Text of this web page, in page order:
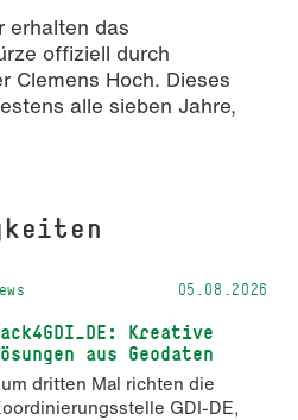
erhalten das
offiziell durch
Clemens Hoch. Dieses
alle sieben Jahre,
05.08.2026
Kreative
aus Geodaten
dritten Mal richten die
GDI-DE,